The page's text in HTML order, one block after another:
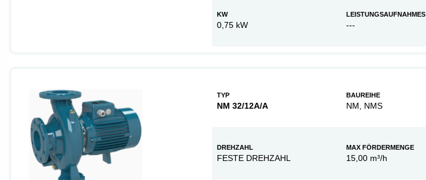
KW
0,75 kW
LEISTUNGSAUFNAHMES
---
TYP
NM 32/12A/A
BAUREIHE
NM, NMS
DREHZAHL
FESTE DREHZAHL
MAX FÖRDERMENGE
15,00 m³/h